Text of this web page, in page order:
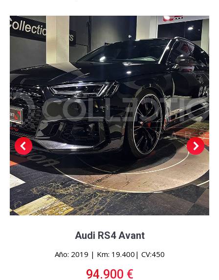
Audi RS4 Avant
Año: 2019 | Km: 19.400| CV:450
94.900 €